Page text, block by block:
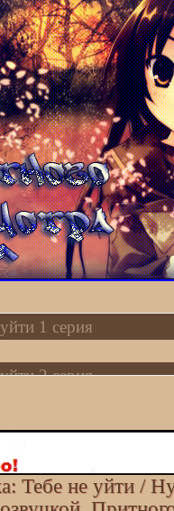
1 серия
2 серия
4 серия
Тебе не уйти /